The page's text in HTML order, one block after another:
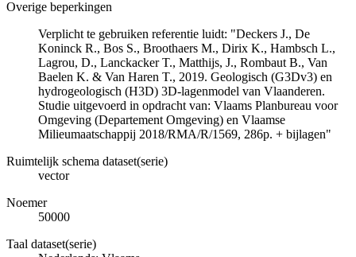
Overige beperkingen
Verplicht te gebruiken referentie luidt: "Deckers J., De
Koninck R., Bos S., Broothaers M., Dirix K., Hambsch L.,
Lagrou, D., Lanckacker T., Matthijs, J., Rombaut B., Van
Baelen K. & Van Haren T., 2019. Geologisch (G3Dv3) en
hydrogeologisch (H3D) 3D-lagenmodel van Vlaanderen.
Studie uitgevoerd in opdracht van: Vlaams Planbureau voor
Omgeving (Departement Omgeving) en Vlaamse
Milieumaatschappij 2018/RMA/R/1569, 286p. + bijlagen"
Ruimtelijk schema dataset(serie)
vector
Noemer
50000
Taal dataset(serie)